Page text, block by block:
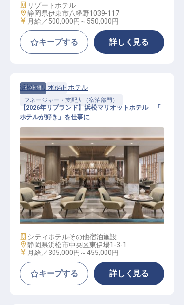
施設業態
リゾートホテル
勤務地
静岡県伊東市八幡野1039-117
給与
月給／500,000円～ 550,000円
キープする 詳しく見る
正社員
宿泊
マネージャー・支配人（宿泊部門）
ゲストサービスマネージャー／デュ
ーティーマネージャー│マリオット
ホテル
浜松マリオットホテル
【2026年リブランド】浜松マリオットホテル 「
ホテルが好き」を仕事に
施設業態
シティホテルその他宿泊施設
勤務地
静岡県浜松市中央区東伊場1-3-1
給与
月給／305,000円～455,000円
キープする 詳しく見る